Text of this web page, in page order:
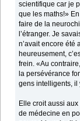
scientifique car je
que les maths!»
faire de la
l’étranger. Je
n’avait encore été
heureusement,
frein. «Au
la persévérance
gens intelligents, il
Elle croit aussi
de médecine en